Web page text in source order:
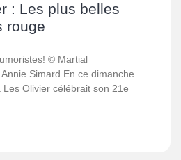
: Les plus belles
rouge
© Martial
Simard En ce dimanche
Olivier célébrait son 21e